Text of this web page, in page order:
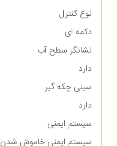
نوع کنترل
دکمه ای
نشانگر سطح آب
دارد
سینی چکه گیر
دارد
سیستم ایمنی
سیستم ایمنی خاموش شدن